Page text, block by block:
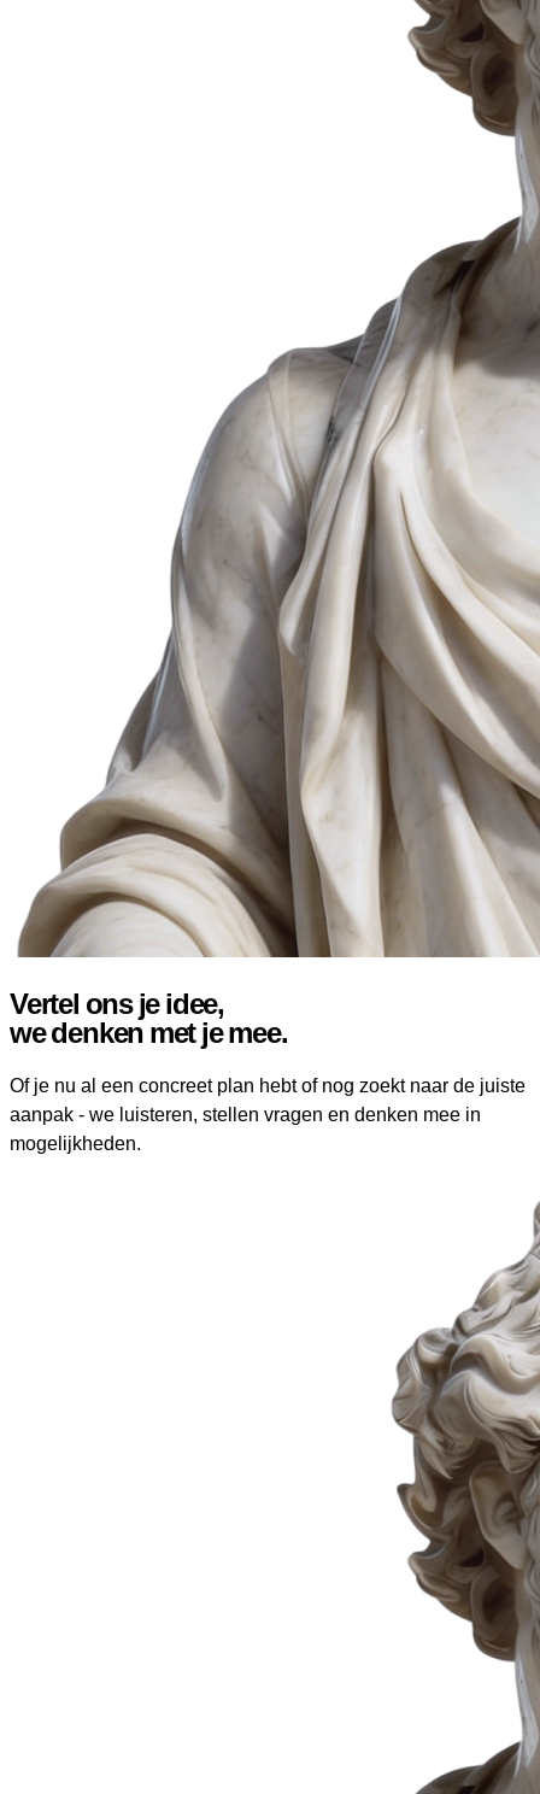
Vertel ons je idee,
we denken met je mee.
Of je nu al een concreet plan hebt of nog zoekt naar de juiste
aanpak - we luisteren, stellen vragen en denken mee in
mogelijkheden.